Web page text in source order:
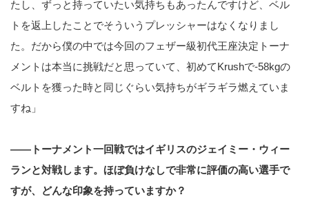
たし、ずっと持っていたい気持ちもあったんですけど、ベル
トを返上したことでそういうプレッシャーはなくなりまし
た。だから僕の中では今回のフェザー級初代王座決定トーナ
メントは本当に挑戦だと思っていて、初めてKrushで-58kgの
ベルトを獲った時と同じぐらい気持ちがギラギラ燃えていま
すね」
――トーナメント一回戦ではイギリスのジェイミー・ウィー
ランと対戦します。ほぼ負けなしで非常に評価の高い選手で
すが、どんな印象を持っていますか？